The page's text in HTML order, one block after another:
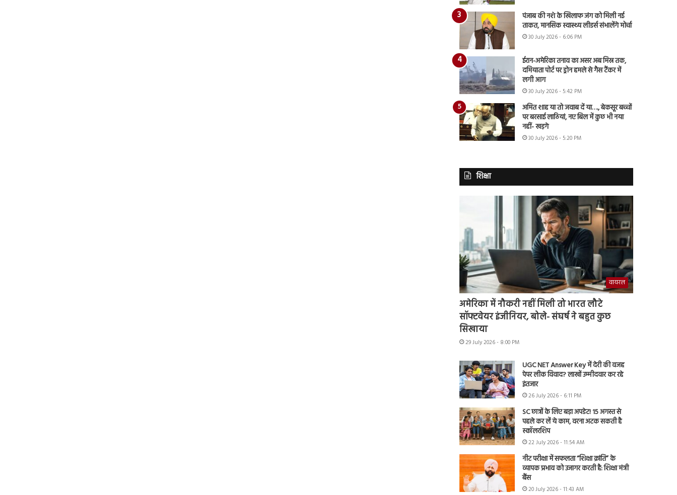
पंजाब की नशे के खिलाफ जंग को मिली नई
ताकत, मानसिक स्वास्थ्य लीडर्स संभालेंगे मोर्चा
30 July 2026 - 6:06 PM
ईरान-अमेरिका तनाव का असर अब मिस्र तक,
दमियाता पोर्ट पर ड्रोन हमले से गैस टैंकर में
लगी आग
30 July 2026 - 5:42 PM
अमित शाह या तो जवाब दें या…., बेकसूर बच्चों
पर बरसाई लाठियां, नए बिल में कुछ भी नया
नहीं- खड़गे
30 July 2026 - 5:20 PM
शिक्षा
वायरल
अमेरिका में नौकरी नहीं मिली तो भारत लौटे
सॉफ्टवेयर इंजीनियर, बोले- संघर्ष ने बहुत कुछ
सिखाया
29 July 2026 - 8:00 PM
UGC NET Answer Key में देरी की वजह
पेपर लीक विवाद? लाखों उम्मीदवार कर रहे
इंतजार
26 July 2026 - 6:11 PM
SC छात्रों के लिए बड़ा अपडेट! 15 अगस्त से
पहले कर लें ये काम, वरना अटक सकती है
स्कॉलरशिप
22 July 2026 - 11:54 AM
नीट परीक्षा में सफलता “शिक्षा क्रांति” के
व्यापक प्रभाव को उजागर करती है: शिक्षा मंत्री
बैंस
20 July 2026 - 11:43 AM